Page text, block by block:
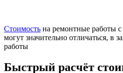
Стоимость на ремонтные работы
могут значительно отличаться, в
работы
Быстрый расчёт